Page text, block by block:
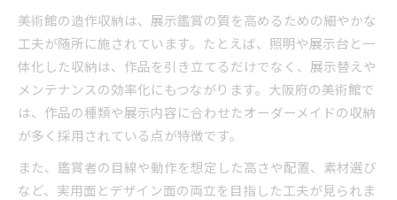
美術館の造作収納は、展示鑑賞の質を高めるための細やかな
工夫が随所に施されています。たとえば、照明や展示台と一
体化した収納は、作品を引き立てるだけでなく、展示替えや
メンテナンスの効率化にもつながります。大阪府の美術館で
は、作品の種類や展示内容に合わせたオーダーメイドの収納
が多く採用されている点が特徴です。
また、鑑賞者の目線や動作を想定した高さや配置、素材選び
など、実用面とデザイン面の両立を目指した工夫が見られま